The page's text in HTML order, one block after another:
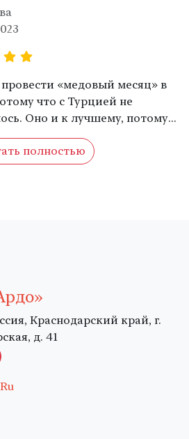
«медовый месяц» в
что с Турцией не
Оно и к лучшему, потому
мини-отеля «АРДО»
нам шикарный отдых!
возможности отеля
полностью
Краснодарский край, г.
д. 41